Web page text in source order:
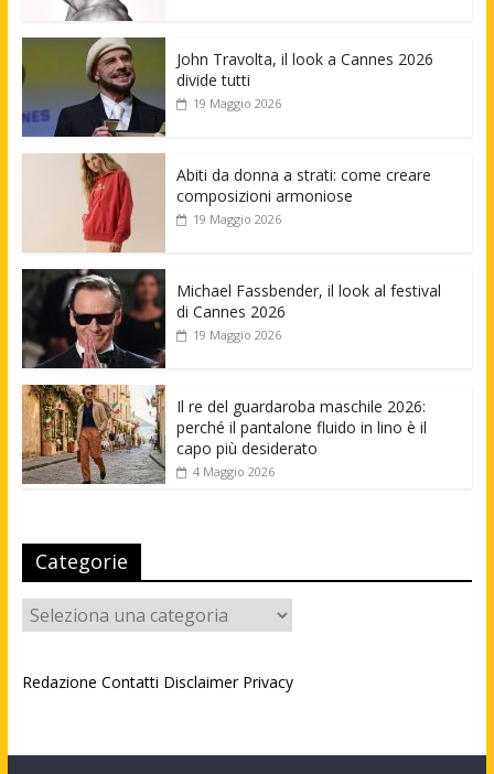
John Travolta, il look a Cannes 2026
divide tutti
19 Maggio 2026
Abiti da donna a strati: come creare
composizioni armoniose
19 Maggio 2026
Michael Fassbender, il look al festival
di Cannes 2026
19 Maggio 2026
Il re del guardaroba maschile 2026:
perché il pantalone fluido in lino è il
capo più desiderato
4 Maggio 2026
Categorie
Categorie
Redazione Contatti Disclaimer Privacy